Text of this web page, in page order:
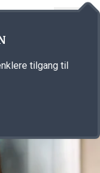
tilgang til